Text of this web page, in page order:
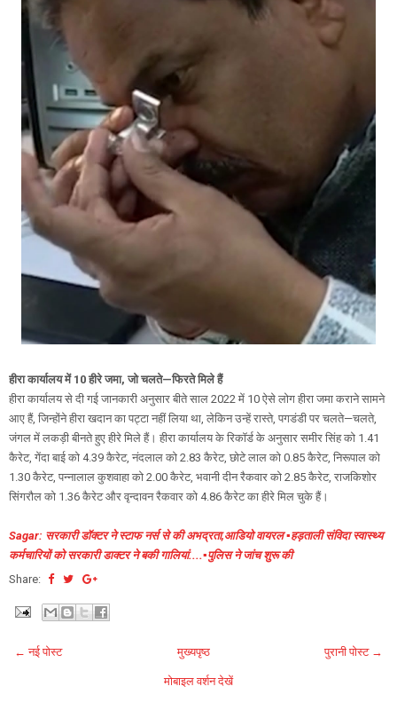
हीरा कार्यालय में 10 हीरे जमा, जो चलते—फिरते मिले हैं
हीरा कार्यालय से दी गई जानकारी अनुसार बीते साल 2022 में 10 ऐसे लोग हीरा जमा कराने सामने
आए हैं, जिन्होंने हीरा खदान का पट्टा नहीं लिया था, लेकिन उन्हें रास्ते, पगडंडी पर चलते—चलते,
जंगल में लकड़ी बीनते हुए हीरे मिले हैं। हीरा कार्यालय के ​रिकॉर्ड के अनुसार समीर सिंह को 1.41
कैरेट, गेंदा बाई को 4.39 कैरेट, नंदलाल को 2.83 कैरेट, छोटे लाल को 0.85 कैरेट, निरूपाल को
1.30 कैरेट, पन्नालाल कुशवाहा को 2.00 कैरेट, भवानी दीन रैकवार को 2.85 कैरेट, राजकिशोर
सिंगरौल को 1.36 कैरेट और वृन्दावन रैकवार को 4.86 कैरेट का हीरे मिल चुके हैं।
Sagar: सरकारी डॉक्टर ने स्टाफ नर्स से की अभद्रता,आडियो वायरल ▪️हड़ताली संविदा स्वास्थ्य
कर्मचारियों को सरकारी डाक्टर ने बकी गालियां....▪️पुलिस ने जांच शुरू की
Share:
← नई पोस्ट पुरानी पोस्ट →
मुख्यपृष्ठ
मोबाइल वर्शन देखें